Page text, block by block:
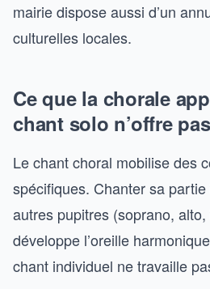
mairie dispose aussi d’un
culturelles locales.
Ce que la chorale
chant solo n’offre
Le chant choral mobilise des
spécifiques. Chanter sa
autres pupitres (soprano,
développe l’oreille
chant individuel ne travaille